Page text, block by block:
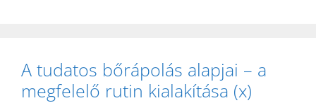
A tudatos bőrápolás alapjai – a
megfelelő rutin kialakítása (x)